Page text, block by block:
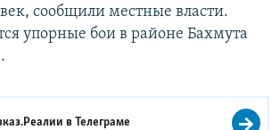
сообщили местные власти.
упорные бои в районе Бахмута
вТелеграме